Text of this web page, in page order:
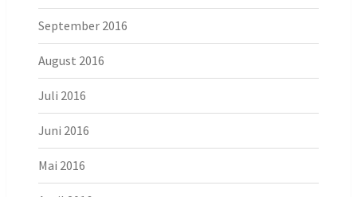
September 2016
August 2016
Juli 2016
Juni 2016
Mai 2016